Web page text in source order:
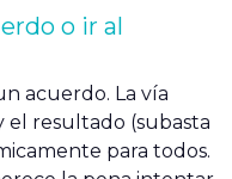
o ir al
acuerdo. La vía
el resultado (subasta
para todos.